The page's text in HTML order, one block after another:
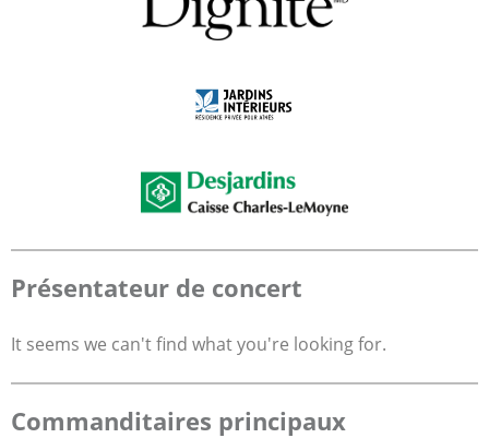
Présentateur de concert
It seems we can't find what you're looking for.
Commanditaires principaux